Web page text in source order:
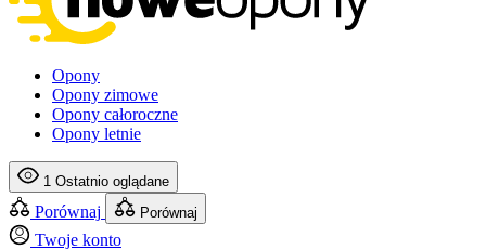
Opony
Opony zimowe
Opony całoroczne
Opony letnie
1 Ostatnio oglądane
Porównaj Porównaj
Twoje konto